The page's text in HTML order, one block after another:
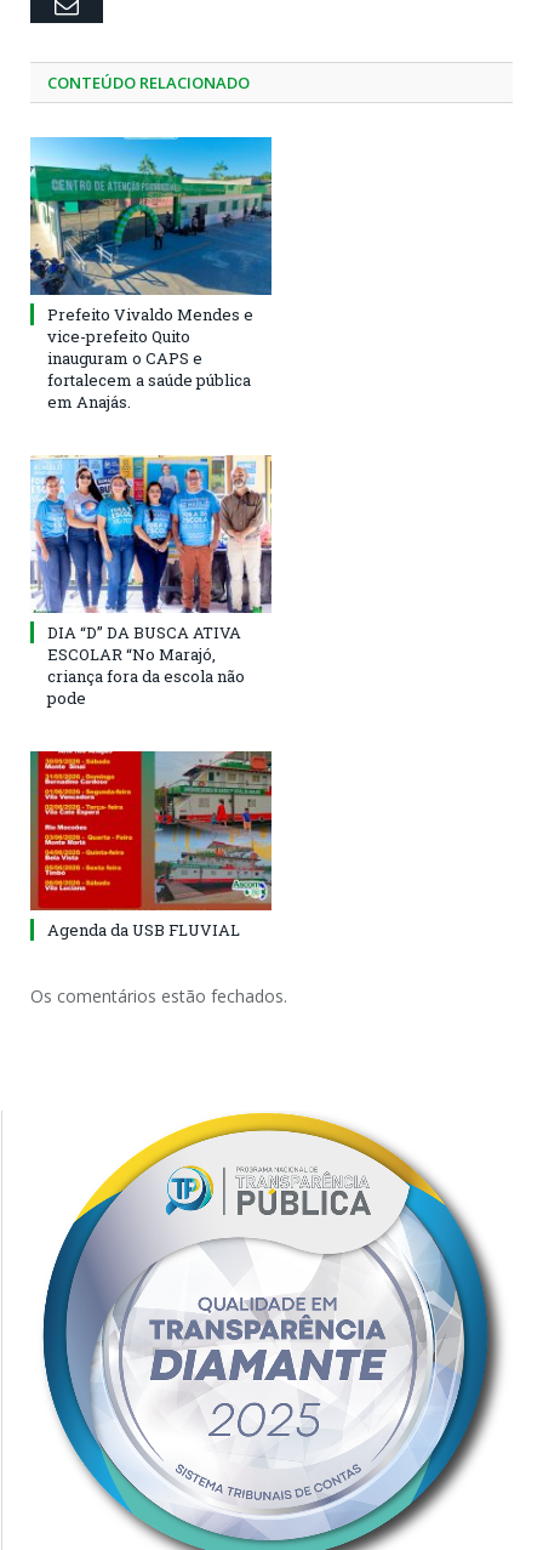
CONTEÚDO RELACIONADO
Prefeito Vivaldo Mendes e
vice-prefeito Quito
inauguram o CAPS e
fortalecem a saúde pública
em Anajás.
DIA “D” DA BUSCA ATIVA
ESCOLAR “No Marajó,
criança fora da escola não
pode
Agenda da USB FLUVIAL
Os comentários estão fechados.